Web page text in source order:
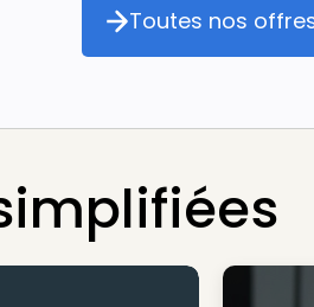
Toutes
Toutes nos